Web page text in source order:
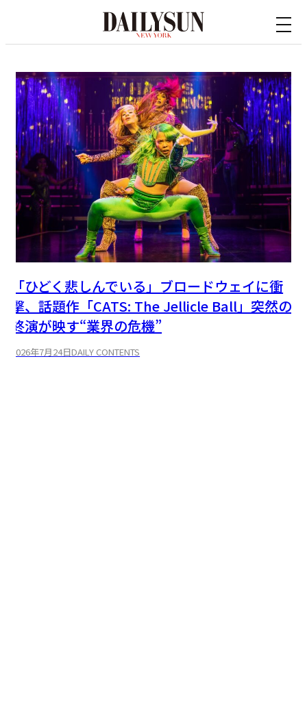
「ひどく悲しんでいる」ブロードウェイに衝
撃、話題作「CATS: The Jellicle Ball」突然の
終演が映す“業界の危機”
2026年7月24日DAILY CONTENTS